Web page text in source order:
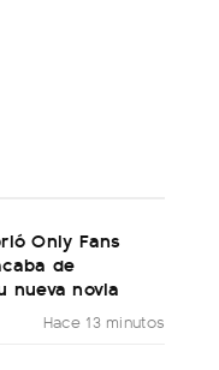
Only Fans
de
nueva novia
Hace 13 minutos